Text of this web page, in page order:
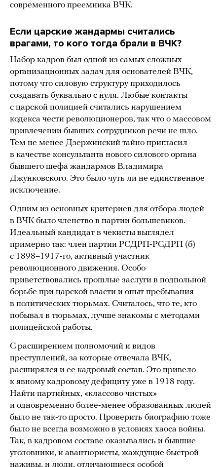
современного преемника ВЧК.
Если царские жандармы считались
врагами, то кого тогда брали в ВЧК?
Набор кадров был одной из самых сложных
организационных задач для основателей ВЧК,
потому что силовую структуру приходилось
создавать буквально с нуля. Любые контакты
с царской полицией считались нарушением
кодекса чести революционеров, так что о массовом
привлечении бывших сотрудников речи не шло.
Тем не менее Дзержинский тайно пригласил
в качестве консультанта нового силового органа
бывшего шефа жандармов Владимира
Джунковского. Это было чуть ли не единственное
исключение.
Одним из основных критериев для отбора людей
в ВЧК было членство в партии большевиков.
Идеальный кандидат в чекисты выглядел
примерно так: член партии РСДРП-РСДРП (б)
с 1898–1917-го, активный участник
революционного движения. Особо
приветствовались прошлые заслуги в подпольной
борьбе при царской власти и опыт пребывания
в политических тюрьмах. Считалось, что те, кто
побывал в тюрьмах, лучше знакомы с методами
полицейской работы.
С расширением полномочий и видов
преступлений, за которые отвечала ВЧК,
расширялся и ее кадровый состав. Это привело
к явному кадровому дефициту уже в 1918 году.
Найти партийных, «классово чистых»
и одновременно более-менее образованных людей
было не так-то просто. Проверить биографию тоже
было не всегда возможно в условиях хаоса войны.
Так, в кадровом составе оказывались и бывшие
уголовники, и авантюристы, жаждущие быстрой
наживы, и люди, отличающиеся особой